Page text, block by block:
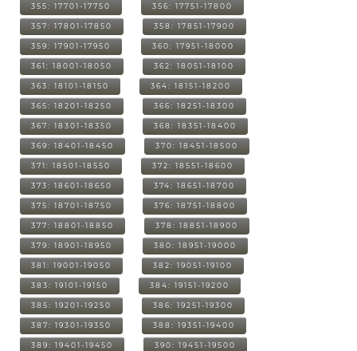
355: 17701-17750 356: 17751-17800
357: 17801-17850 358: 17851-17900
359: 17901-17950 360: 17951-18000
361: 18001-18050 362: 18051-18100
363: 18101-18150 364: 18151-18200
365: 18201-18250 366: 18251-18300
367: 18301-18350 368: 18351-18400
369: 18401-18450 370: 18451-18500
371: 18501-18550 372: 18551-18600
373: 18601-18650 374: 18651-18700
375: 18701-18750 376: 18751-18800
377: 18801-18850 378: 18851-18900
379: 18901-18950 380: 18951-19000
381: 19001-19050 382: 19051-19100
383: 19101-19150 384: 19151-19200
385: 19201-19250 386: 19251-19300
387: 19301-19350 388: 19351-19400
389: 19401-19450 390: 19451-19500